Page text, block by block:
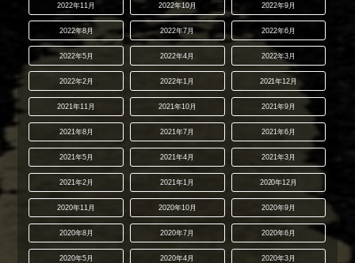
2022年11月 2022年10月 2022年9月
2022年8月 2022年7月 2022年6月
2022年5月 2022年4月 2022年3月
2022年2月 2022年1月 2021年12月
2021年11月 2021年10月 2021年9月
2021年8月 2021年7月 2021年6月
2021年5月 2021年4月 2021年3月
2021年2月 2021年1月 2020年12月
2020年11月 2020年10月 2020年9月
2020年8月 2020年7月 2020年6月
2020年5月 2020年4月 2020年3月